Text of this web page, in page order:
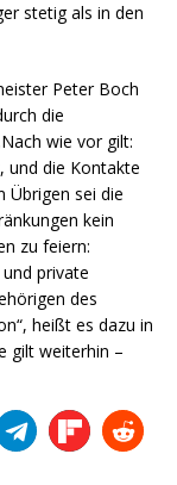
stetig als in den
Peter Boch
die
wie vor gilt:
und die Kontakte
Übrigen sei die
kein
zu feiern:
private
des
heißt es dazu in
gilt weiterhin –